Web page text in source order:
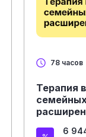
78 часов
Терапия
6